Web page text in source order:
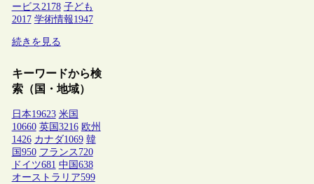
ービス 2178 子ども
2017 学術情報1947
続きを見る
キーワードから検
索（国・地域）
日本19623 米国
10660 英国 3216 欧州
1426 カナダ1069 韓
国 950 フランス 720
ドイツ681 中国 638
オーストラリア599